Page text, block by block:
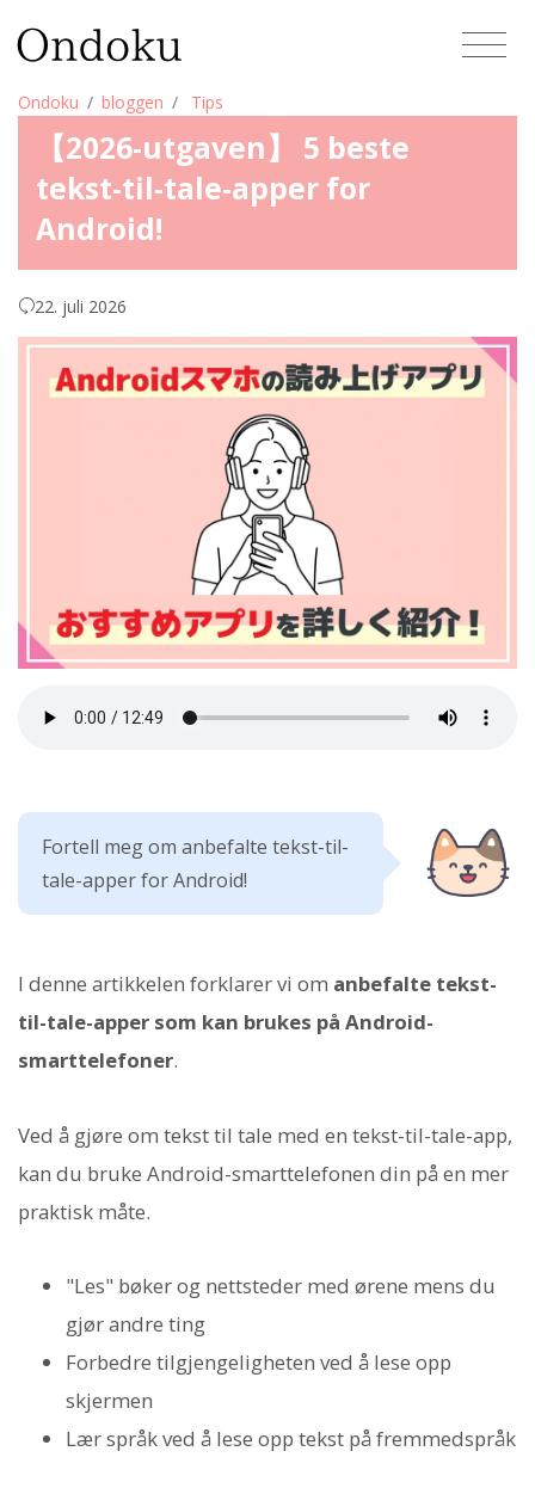
Ondoku bloggen Tips
【2026-utgaven】 5 beste
tekst-til-tale-apper for
Android!
22. juli 2026
Fortell meg om anbefalte tekst-til-
tale-apper for Android!
I denne artikkelen forklarer vi om anbefalte tekst-
til-tale-apper som kan brukes på Android-
smarttelefoner.
Ved å gjøre om tekst til tale med en tekst-til-tale-app,
kan du bruke Android-smarttelefonen din på en mer
praktisk måte.
"Les" bøker og nettsteder med ørene mens du
gjør andre ting
Forbedre tilgjengeligheten ved å lese opp
skjermen
Lær språk ved å lese opp tekst på fremmedspråk